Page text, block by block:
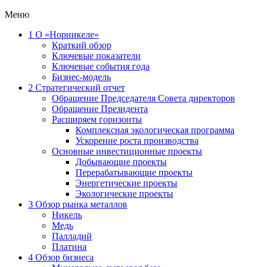
Меню
1 О «Норникеле»
Краткий обзор
Ключевые показатели
Ключевые события года
Бизнес-модель
2 Стратегический отчет
Обращение Председателя Совета директоров
Обращение Президента
Расширяем горизонты
Комплексная экологическая программа
Ускорение роста производства
Основные инвестиционные проекты
Добывающие проекты
Перерабатывающие проекты
Энергетические проекты
Экологические проекты
3 Обзор рынка металлов
Никель
Медь
Палладий
Платина
4 Обзор бизнеса